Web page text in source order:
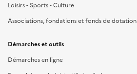
Loisirs - Sports - Culture
Associations, fondations et fonds de dotation
Démarches et outils
Démarches en ligne